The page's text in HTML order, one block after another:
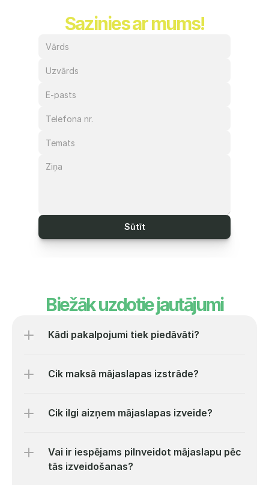
Sazinies ar mums!
Sūtīt
Biežāk uzdotie jautājumi
Kādi pakalpojumi tiek piedāvāti?
Cik maksā mājaslapas izstrāde?
Cik ilgi aizņem mājaslapas izveide?
Vai ir iespējams pilnveidot mājaslapu pēc
tās izveidošanas?